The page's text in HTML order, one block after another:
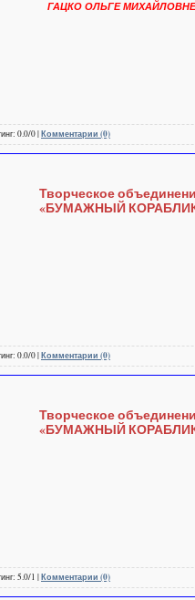
ГАЦКО ОЛЬГЕ МИХАЙЛОВНЕ
0.0/0 |Комментарии (0)
Творческое
«БУМАЖНЫЙ
0.0/0 |Комментарии (0)
Творческое
«БУМАЖНЫЙ
5.0/1 |Комментарии (0)